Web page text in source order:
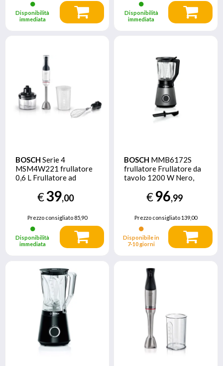
Disponibilità
immediata
Disponibilità
immediata
BOSCH Serie 4
MSM4W221 frullatore
0,6 L Frullatore ad
Bianco€39,00
Prezzo consigliato85,90
Disponibilità
immediata
BOSCH MMB6172S
frullatore Frullatore da
tavolo 1200 W Nero,
€96,99
Prezzo consigliato 139,00
Disponibile in
7‑10 giorni